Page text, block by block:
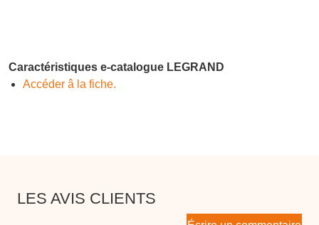
Caractéristiques e-catalogue LEGRAND
Accéder â la fiche.
LES AVIS CLIENTS